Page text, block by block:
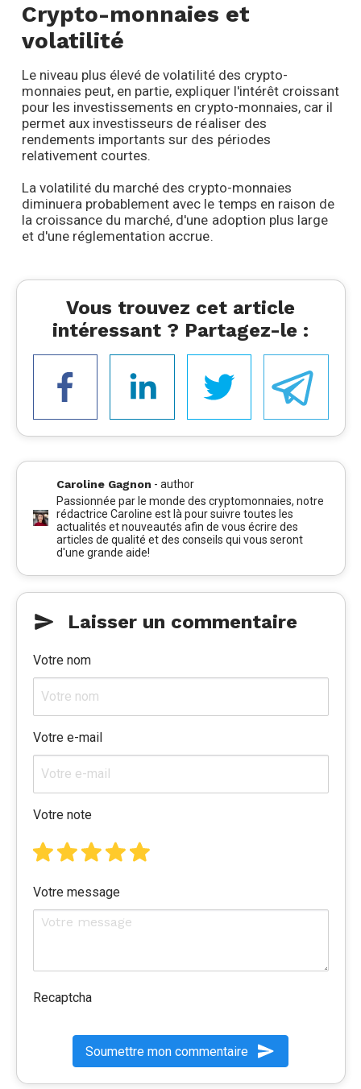
Crypto-monnaies et
volatilité
Le niveau plus élevé de volatilité des crypto-
monnaies peut, en partie, expliquer l'intérêt croissant
pour les investissements en crypto-monnaies, car il
permet aux investisseurs de réaliser des
rendements importants sur des périodes
relativement courtes.
La volatilité du marché des crypto-monnaies
diminuera probablement avec le temps en raison de
la croissance du marché, d'une adoption plus large
et d'une réglementation accrue.
Vous trouvez cet article
intéressant ? Partagez-le :
Caroline Gagnon -author
Passionnée par le monde des cryptomonnaies, notre
rédactrice Caroline est là pour suivre toutes les
actualités et nouveautés afin de vous écrire des
articles de qualité et des conseils qui vous seront
d'une grande aide!
Laisser un commentaire
Votre nom
Votre e-mail
Votre note
Votre message
Recaptcha
Soumettre mon commentaire